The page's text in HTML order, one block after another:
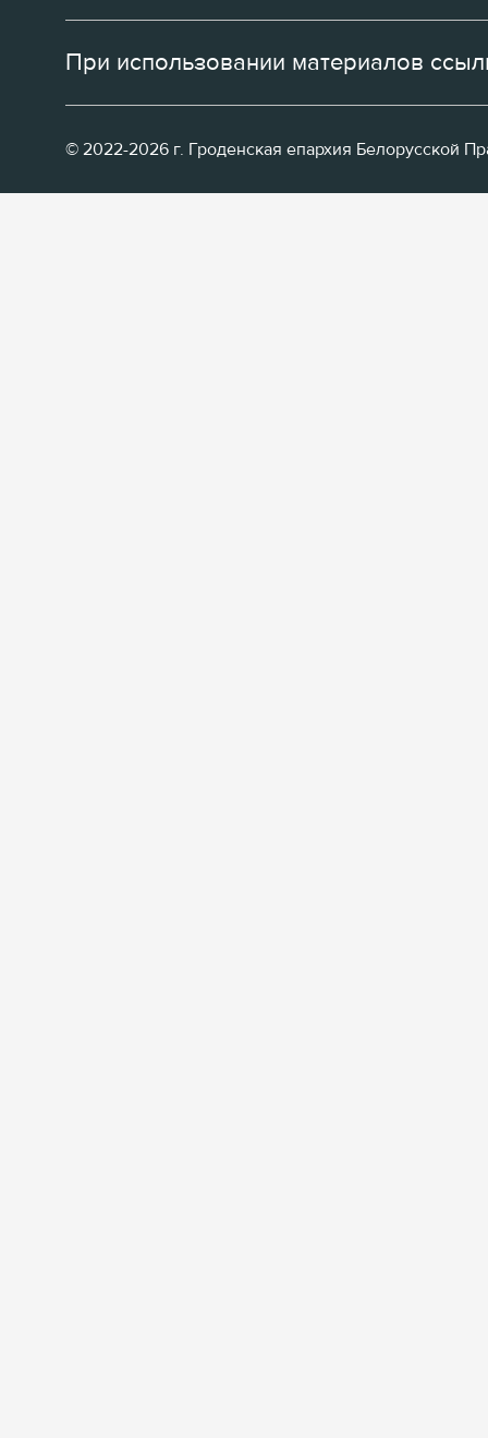
При использовании материалов
© 2022-2026 г. Гроденская епархия Белорусской